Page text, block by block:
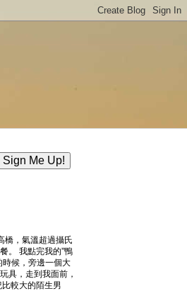
橋，氣溫超過攝氏
。 我點完我的”鴨
時候，旁邊一個大
具，走到我面前，
較大的陌生男